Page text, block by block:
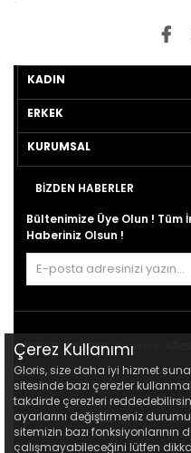
KADIN
ERKEK
KURUMSAL
BİZDEN HABERLER
Bültenimize Üye Olun ! Tüm
Haberiniz Olsun !
© 2021
Çerez Kullanımı
Gloris, size daha iyi hizmet
sitesinde bazı çerezler
takdirde çerezleri
ayarlarını değiştirmeniz
sitemizin bazı fonksiyonlarının
çalışmayabileceğini lütfen